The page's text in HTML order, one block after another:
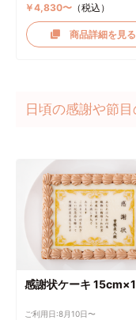
￥4,830〜（税込）
商品詳細を見る
日頃の感謝や節
感謝状ケーキ
ご利用日:8月10日〜